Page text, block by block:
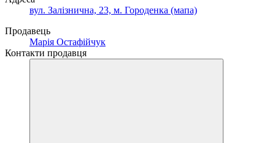
вул. Залізнична, 23, м. Городенка (мапа)
Продавець
Марія Остафійчук
Контакти продавця